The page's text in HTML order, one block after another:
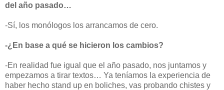
del año pasado…
-Sí, los monólogos los arrancamos de cero.
-¿En base a qué se hicieron los cambios?
-En realidad fue igual que el año pasado, nos juntamos y
empezamos a tirar textos… Ya teníamos la experiencia de
haber hecho stand up en boliches, vas probando chistes y